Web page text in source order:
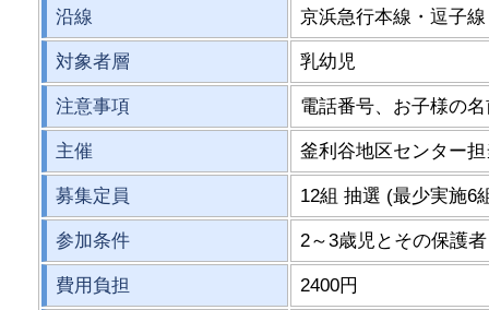
沿線 京浜急行本線・逗
対象者層 乳幼児
注意事項 電話番号、お子様の
主催 釜利谷地区センター
募集定員 12組 抽選 (最少実施6
参加条件 2～3歳児とその保護者
費用負担 2400円